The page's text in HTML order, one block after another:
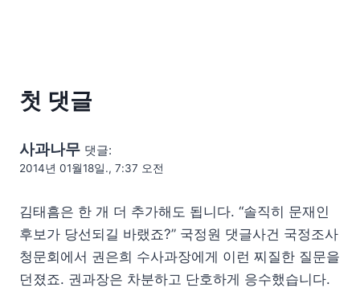
첫 댓글
사과나무 댓글:
2014년 01월18일., 7:37 오전
김태흠은 한 개 더 추가해도 됩니다. “솔직히 문재인
후보가 당선되길 바랬죠?” 국정원 댓글사건 국정조사
청문회에서 권은희 수사과장에게 이런 찌질한 질문을
던졌죠. 권과장은 차분하고 단호하게 응수했습니다.